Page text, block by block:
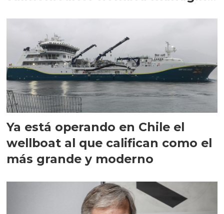
Ya está operando en Chile el
wellboat al que califican como el
más grande y moderno